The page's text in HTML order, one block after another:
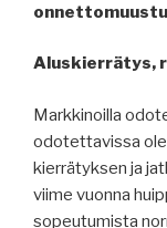
Aluskierrätys,
Markkinoilla
odotettavissa
kierrätyksen ja
viime vuonna
sopeutumista